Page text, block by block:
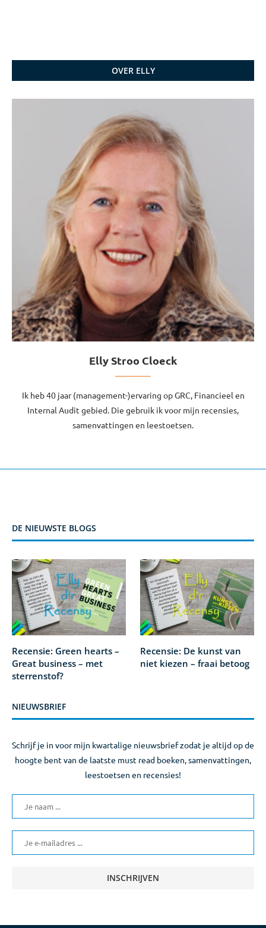
OVER ELLY
Elly Stroo Cloeck
Ik heb 40 jaar (management-)ervaring op GRC, Financieel en
Internal Audit gebied. Die gebruik ik voor mijn recensies,
samenvattingen en leestoetsen.
DE NIEUWSTE BLOGS
Recensie: Green hearts –
Great business – met
sterrenstof?
Recensie: De kunst van
niet kiezen – fraai betoog
NIEUWSBRIEF
Schrijf je in voor mijn kwartalige nieuwsbrief zodat je altijd op de
hoogte bent van de laatste must read boeken, samenvattingen,
leestoetsen en recensies!